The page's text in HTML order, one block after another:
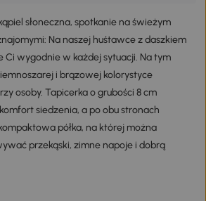
słoneczna, spotkanie na świeżym
Na naszej huśtawce z daszkiem
Ci wygodnie w każdej sytuacji. Na tym
i brązowej kolorystyce
osoby. Tapicerka o grubości 8 cm
siedzenia, a po obu stronach
półka, na której można
przekąski, zimne napoje i dobrą